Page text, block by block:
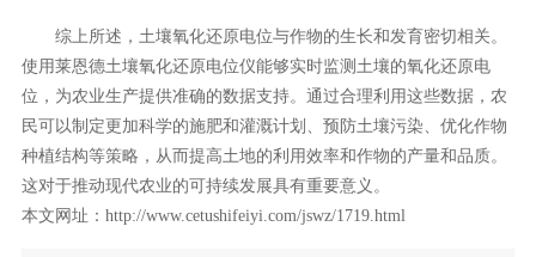
综上所述，土壤氧化还原电位与作物的生长和发育密切相关。
使用莱恩德土壤氧化还原电位仪能够实时监测土壤的氧化还原电
位，为农业生产提供准确的数据支持。通过合理利用这些数据，农
民可以制定更加科学的施肥和灌溉计划、预防土壤污染、优化作物
种植结构等策略，从而提高土地的利用效率和作物的产量和品质。
这对于推动现代农业的可持续发展具有重要意义。
本文网址： http://www.cetushifeiyi.com/jswz/1719.html